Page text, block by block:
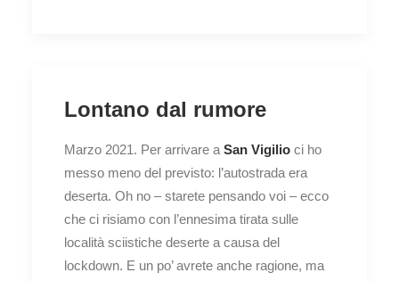
Lontano dal rumore
Marzo 2021. Per arrivare a San Vigilio ci ho
messo meno del previsto: l’autostrada era
deserta. Oh no – starete pensando voi – ecco
che ci risiamo con l’ennesima tirata sulle
località sciistiche deserte a causa del
lockdown. E un po’ avrete anche ragione, ma